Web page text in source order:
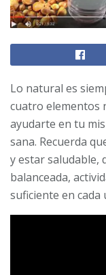
Lo natural es
cuatro elementos
ayudarte en tu
sana. Recuerda
y estar saludable,
balanceada,
suficiente en cada